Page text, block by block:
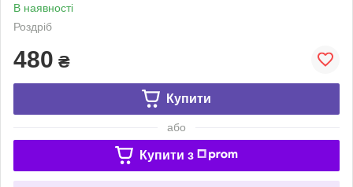
В наявності
Роздріб
480 ₴
Купити
або
Купити з